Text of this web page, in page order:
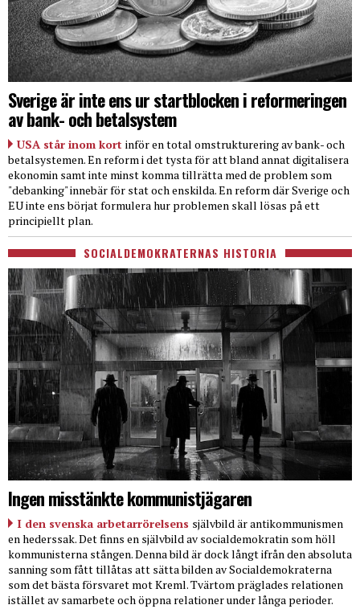
Sverige är inte ens ur startblocken i reformeringen
av bank- och betalsystem
USA står inom kort inför en total omstrukturering av bank- och
betalsystemen. En reform i det tysta för att bland annat digitalisera
ekonomin samt inte minst komma tillrätta med de problem som
"debanking" innebär för stat och enskilda. En reform där Sverige och
EU inte ens börjat formulera hur problemen skall lösas på ett
principiellt plan.
SOCIALDEMOKRATERNAS HISTORIA
Ingen misstänkte kommunistjägaren
I den svenska arbetarrörelsens självbild är antikommunismen
en hederssak. Det finns en självbild av socialdemokratin som höll
kommunisterna stången. Denna bild är dock långt ifrån den absoluta
sanning som fått tillåtas att sätta bilden av Socialdemokraterna
som det bästa försvaret mot Kreml. Tvärtom präglades relationen
istället av samarbete och öppna relationer under långa perioder.